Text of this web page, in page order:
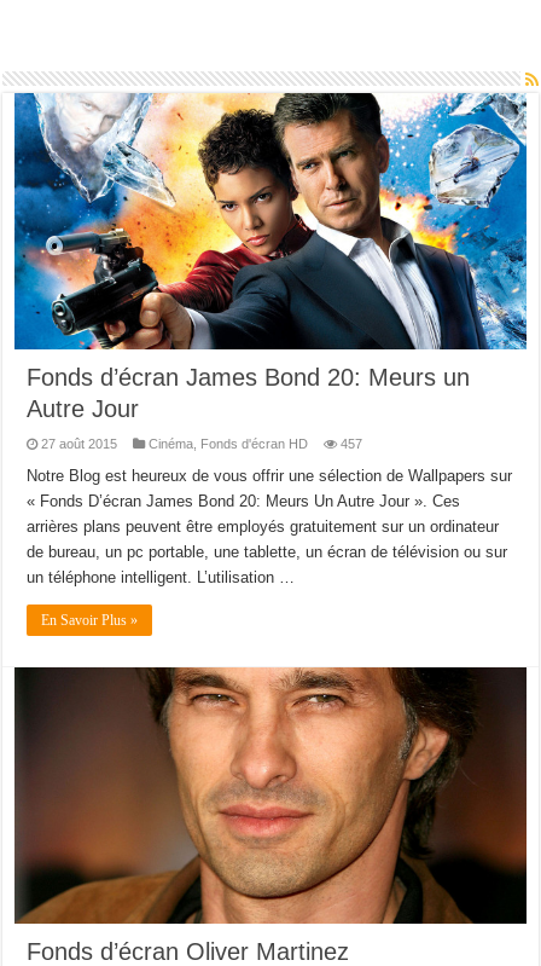
Fonds d’écran James Bond 20: Meurs un
Autre Jour
27 août 2015 Cinéma Fonds d'écran HD 457
Notre Blog est heureux de vous offrir une sélection de Wallpapers sur
« Fonds D’écran James Bond 20: Meurs Un Autre Jour ». Ces
arrières plans peuvent être employés gratuitement sur un ordinateur
de bureau, un pc portable, une tablette, un écran de télévision ou sur
un téléphone intelligent. L’utilisation …
En Savoir Plus »
Fonds d’écran Oliver Martinez